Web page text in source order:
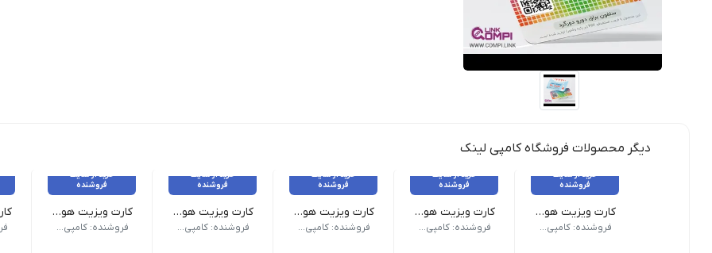
دیگر محصولات فروشگاه کامپی لینک
خرید از سایت
فروشنده
کارت ویزیت هوشمند QR سلفون مات مخمل برجسته جنس: گلاسه 300 گرم کُره‌ای
فروشنده: کامپی لینک
خرید از سایت
فروشنده
کارت ویزیت هوشمند QR _ پی‌وی‌سی 500 میکرون شیشه‌ای جنس: 500 میکرون PVC
فروشنده: کامپی لینک
خرید از سایت
فروشنده
کارت ویزیت هوشمند QR _ پی‌وی‌سی 500 میکرون براق جنس: 500 میکرون PVC
فروشنده: کامپی لینک
خرید از سایت
فروشنده
کارت ویزیت هوشمند QR _ پی‌وی‌سی 500 میکرون مات جنس: 500 میکرون PVC
فروشنده: کامپی لینک
خرید از سایت
فروشنده
کارت ویزیت هوشمند QR _ پی‌وی‌سی 300 میکرون مات جنس: 300 میکرون PVC
فروشنده: کامپی لینک